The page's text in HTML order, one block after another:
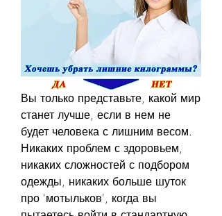
Вы только представьте, какой мир
станет лучше, если в нем не
будет человека с лишним весом.
Никаких проблем с здоровьем,
никаких сложностей с подбором
одежды, никаких больше шуток
про 'мотыльков', когда вы